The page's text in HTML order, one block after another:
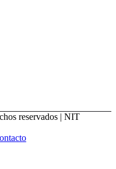
reservados | NIT